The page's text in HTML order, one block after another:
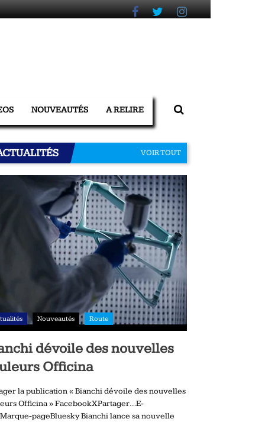
NOUVEAUTÉS A RELIRE
VOIR TOUT
Nouveautés Route
dévoile des nouvelles
Officina
la publication « Bianchi dévoile des nouvelles
Officina » FacebookXPartager…E-
pageBluesky Bianchi lance sa nouvelle